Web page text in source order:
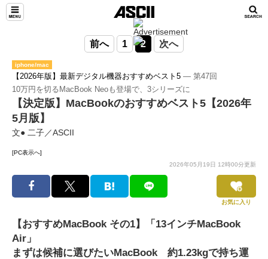
前へ 1 2 次へ
iphone/mac
【2026年版】最新デジタル機器おすすめベスト5 ― 第47回
10万円を切るMacBook Neoも登場で、3シリーズに
【決定版】MacBookのおすすめベスト5【2026年
5月版】
文● 二子／ASCII
[PC表示へ]
2026年05月19日 12時00分更新
お気に入り
【おすすめMacBook その1】「13インチMacBook
Air」
まずは候補に選びたいMacBook 約1.23kgで持ち運